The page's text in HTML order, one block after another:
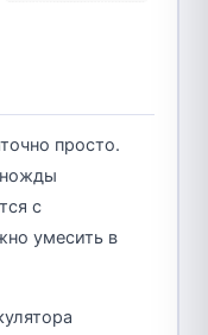
просто.
с
умесить в